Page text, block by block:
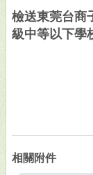
檢送東莞台商
級中等以下學
相關附件